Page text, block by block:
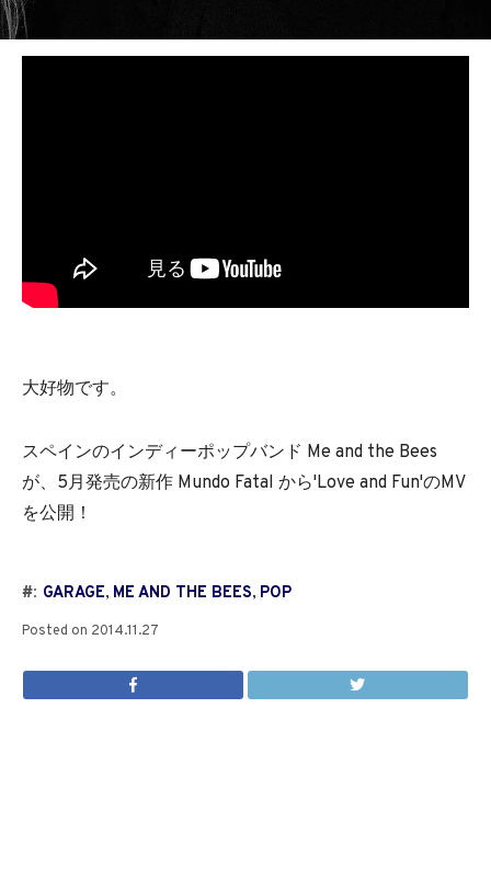
大好物です。
スペインのインディーポップバンド Me and the Bees
が、5月発売の新作 Mundo Fatal から'Love and Fun'のMV
を公開！
#: GARAGE, ME AND THE BEES, POP
Posted on 2014.11.27